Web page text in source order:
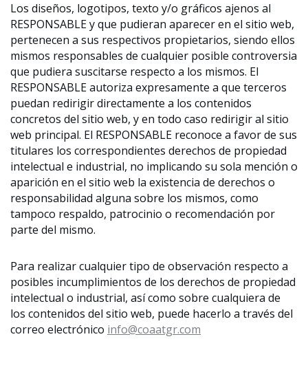
Los diseños, logotipos, texto y/o gráficos ajenos al
RESPONSABLE y que pudieran aparecer en el sitio web,
pertenecen a sus respectivos propietarios, siendo ellos
mismos responsables de cualquier posible controversia
que pudiera suscitarse respecto a los mismos. El
RESPONSABLE autoriza expresamente a que terceros
puedan redirigir directamente a los contenidos
concretos del sitio web, y en todo caso redirigir al sitio
web principal. El RESPONSABLE reconoce a favor de sus
titulares los correspondientes derechos de propiedad
intelectual e industrial, no implicando su sola mención o
aparición en el sitio web la existencia de derechos o
responsabilidad alguna sobre los mismos, como
tampoco respaldo, patrocinio o recomendación por
parte del mismo.
Para realizar cualquier tipo de observación respecto a
posibles incumplimientos de los derechos de propiedad
intelectual o industrial, así como sobre cualquiera de
los contenidos del sitio web, puede hacerlo a través del
correo electrónico info@coaatgr.com